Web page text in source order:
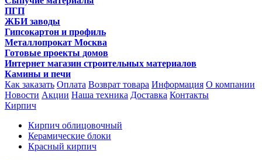
ПГП
ЖБИ заводы
Гипсокартон и профиль
Металлопрокат Москва
Готовые проекты домов
Интернет магазин строительных материалов
Камины и печи
Как заказать Оплата Возврат товара Информация О компании
Новости Акции Наша техника Доставка Контакты
Кирпич
Кирпич облицовочный
Керамические блоки
Красный кирпич